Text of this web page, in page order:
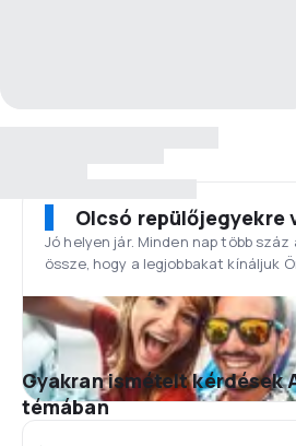
Olcsó repülőjegyekre
Jó helyen jár. Minden nap több
össze, hogy a legjobbakat kínáljuk
Gyakran ismételt kérdések
témában